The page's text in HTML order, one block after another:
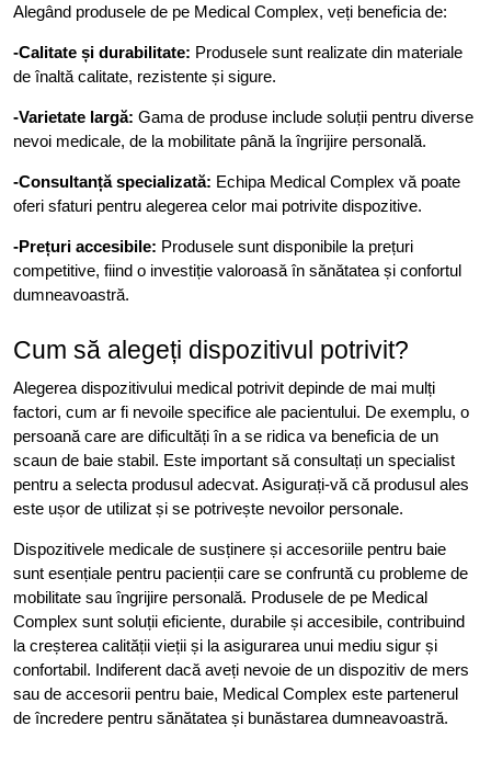
Alegând produsele de pe Medical Complex, veți beneficia de:
-Calitate și durabilitate: Produsele sunt realizate din materiale
de înaltă calitate, rezistente și sigure.
-Varietate largă: Gama de produse include soluții pentru diverse
nevoi medicale, de la mobilitate până la îngrijire personală.
-Consultanță specializată: Echipa Medical Complex vă poate
oferi sfaturi pentru alegerea celor mai potrivite dispozitive.
-Prețuri accesibile: Produsele sunt disponibile la prețuri
competitive, fiind o investiție valoroasă în sănătatea și confortul
dumneavoastră.
Cum să alegeți dispozitivul potrivit?
Alegerea dispozitivului medical potrivit depinde de mai mulți
factori, cum ar fi nevoile specifice ale pacientului. De exemplu, o
persoană care are dificultăți în a se ridica va beneficia de un
scaun de baie stabil. Este important să consultați un specialist
pentru a selecta produsul adecvat. Asigurați-vă că produsul ales
este ușor de utilizat și se potrivește nevoilor personale.
Dispozitivele medicale de susținere și accesoriile pentru baie
sunt esențiale pentru pacienții care se confruntă cu probleme de
mobilitate sau îngrijire personală. Produsele de pe Medical
Complex sunt soluții eficiente, durabile și accesibile, contribuind
la creșterea calității vieții și la asigurarea unui mediu sigur și
confortabil. Indiferent dacă aveți nevoie de un dispozitiv de mers
sau de accesorii pentru baie, Medical Complex este partenerul
de încredere pentru sănătatea și bunăstarea dumneavoastră.